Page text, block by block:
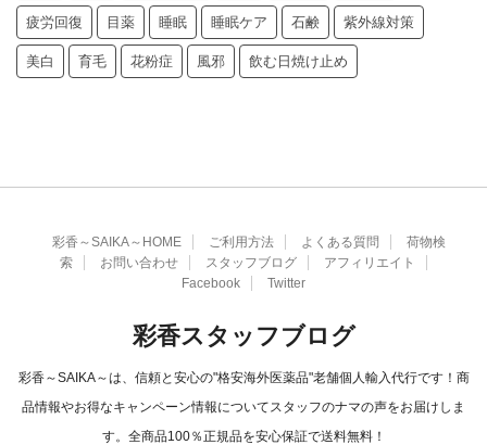
疲労回復 目薬 睡眠 睡眠ケア 石鹸 紫外線対策
美白 育毛 花粉症 風邪 飲む日焼け止め
彩香～SAIKA～HOME ご利用方法 よくある質問
荷物検
索
お問い合わせ スタッフブログ
アフィリエイト
Facebook
Twitter
彩香スタッフブログ
彩香～SAIKA～は、信頼と安心の"格安海外医薬品"老舗個人輸入代行です！商
品情報やお得なキャンペーン情報についてスタッフのナマの声をお届けしま
す。全商品100％正規品を安心保証で送料無料！